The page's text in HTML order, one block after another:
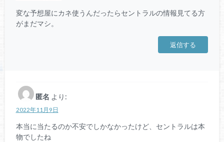
変な予想屋にカネ使うんだったらセントラルの情報見てる方
がまだマシ。
返信する
匿名 より:
2022年11月9日
本当に当たるのか不安でしかなかったけど、セントラルは本
物でしたね